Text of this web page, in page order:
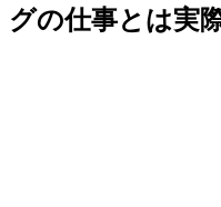
グの仕事とは実